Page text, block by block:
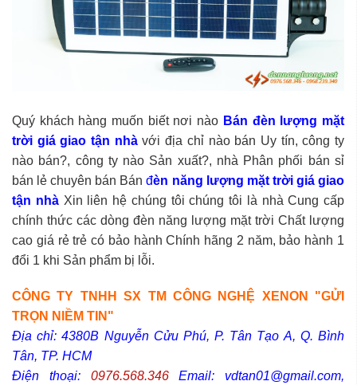
Quý khách hàng muốn biết nơi nào Bán đèn lượng mặt
trời giá giao tận nhàvới địa chỉ nào bán Uy tín, công ty
nào bán?, công ty nào Sản xuất?, nhà Phân phối bán sỉ
bán lẻ chuyên bán Bánđèn năng lượng mặt trời giá giao
tận nhàXin liên hệ chúng tôi chúng tôi là nhà Cung cấp
chính thức các dòng đèn năng lượng mặt trời Chất lượng
cao giá rẻ trẻ có bảo hành Chính hãng 2 năm, bảo hành 1
đổi 1 khi Sản phẩm bị lỗi.
CÔNG TY TNHH SX TM CÔNG NGHỆ XENON "GỬI
TRỌN NIỀM TIN"
Địa chỉ: 4380B Nguyễn Cửu Phú, P. Tân Tạo A, Q. Bình
Tân, TP. HCM
Điện thoại: 0976.568.346Email: vdtan01@gmail.com,